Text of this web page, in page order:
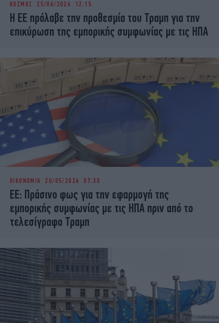
iBOOKS
OSCARS
THE OCEAN
MEDIA
ELAMEFORA
NEWSLETTER
ΚΟΣΜΟΣ 25/06/2026 12:15
Η ΕΕ πρόλαβε την προθεσμία του Τραμπ για την
επικύρωση της εμπορικής συμφωνίας με τις ΗΠΑ
ΟΙΚΟΝΟΜΙΑ 20/05/2026 07:30
ΕΕ: Πράσινο φως για την εφαρμογή της
εμπορικής συμφωνίας με τις ΗΠΑ πριν από το
τελεσίγραφο Τραμπ